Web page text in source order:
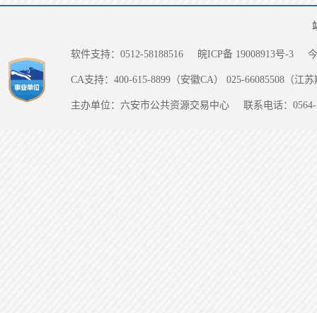
软件支持：0512-58188516 皖ICP备 19008913号-3
CA支持：400-615-8899（安徽CA） 025-66085508（江
主办单位：六安市公共资源交易中心 联系电话：0564-